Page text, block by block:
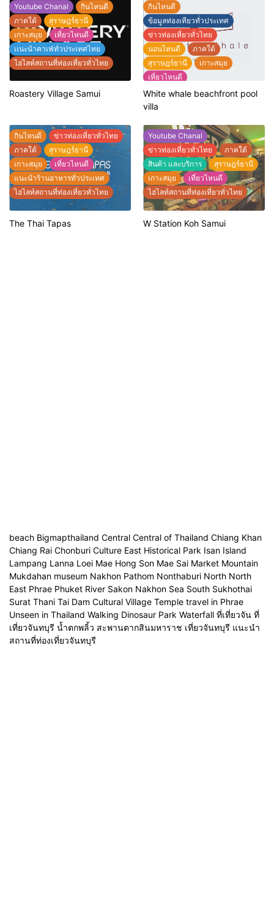
Youtube Chanal
กินไหนดี
ภาคใต้
สุราษฎร์ธานี
เกาะสมุย
เที่ยวไหนดี
เเนะนำคาเฟ่ทั่วประเทศไทย
ไฮไลท์สถานที่ท่องเที่ยวทั่วไทย
Roastery Village Samui
กินไหนดี
ข้อมูลท่องเทียวทั่วประเทศ
ข่าวท่องเที่ยวทั่วไทย
นอนไหนดี
ภาคใต้
สุราษฎร์ธานี
เกาะสมุย
เที่ยวไหนดี
แนะนำที่พักทั่วประเทศไทย
แนะนำร้านอาหารทั่วประเทศ
White whale beachfront pool
villa
กินไหนดี
ข่าวท่องเที่ยวทั่วไทย
ภาคใต้
สุราษฎร์ธานี
เกาะสมุย
เที่ยวไหนดี
แนะนำร้านอาหารทั่วประเทศ
ไฮไลท์สถานที่ท่องเที่ยวทั่วไทย
The Thai Tapas
Youtube Chanal
ข่าวท่องเที่ยวทั่วไทย
ภาคใต้
สินค้า และบริการ
สุราษฎร์ธานี
เกาะสมุย
เที่ยวไหนดี
ไฮไลท์สถานที่ท่องเที่ยวทั่วไทย
W Station Koh Samui
beach Bigmapthailand Central Central of Thailand Chiang Khan
Chiang Rai Chonburi Culture East Historical Park Isan Island
Lampang Lanna Loei Mae Hong Son Mae Sai Market Mountain
Mukdahan museum Nakhon Pathom Nonthaburi North North
East Phrae Phuket River Sakon Nakhon Sea South Sukhothai
Surat Thani Tai Dam Cultural Village Temple travel in Phrae
Unseen in Thailand Walking Dinosaur Park Waterfall ที่เที่ยวจัน ที่
เที่ยวจันทบุรี น้ำตกพลิ้ว สะพานตากสินมหาราช เที่ยวจันทบุรี แนะนำ
สถานที่ท่องเที่ยวจันทบุรี